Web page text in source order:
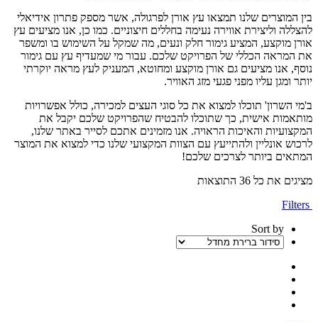
בין המוצרים שלנו תמצאו עץ אורן לפרגולה, אשר מספק פתרון אידיאלי
להצללה וליצירת אווירה נעימה בחללים חיצוניים. כמו כן, אנו מציעים עץ
אורן מוקצע, המציע גימור חלק ונעים, מה שמקל על השימוש בו ומשפר
את המראה הכללי של הפרויקט שלכם. עבור מי שמעדיף עץ עם גימור
נוסף, אנו מציעים גם אורן מוקצע ומחוטא, המעניק לעץ מראה יוקרתי
יותר ומגן עליו מפני פגעי מזג האוויר.
ב'מי השרון' תוכלו למצוא את כל סוגי העצים למכירה, כולל אפשרויות
מותאמות אישית, כך שתוכלו להבטיח שהפרויקט שלכם יקבל את
המקצועיות והאיכות הראויה. אנו מזמינים אתכם לסייר באתר שלנו,
לרכוש אונליין ולהתייעץ עם הצוות המקצועי שלנו כדי למצוא את המוצר
המתאים ביותר לצרכים שלכם!
מציגים את כל ⁦36⁩ התוצאות
Sort by